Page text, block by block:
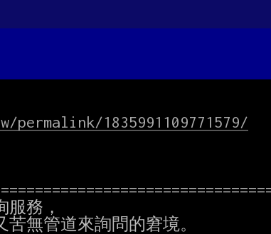
1835991109771579/
務，
無管道來詢問的窘境。